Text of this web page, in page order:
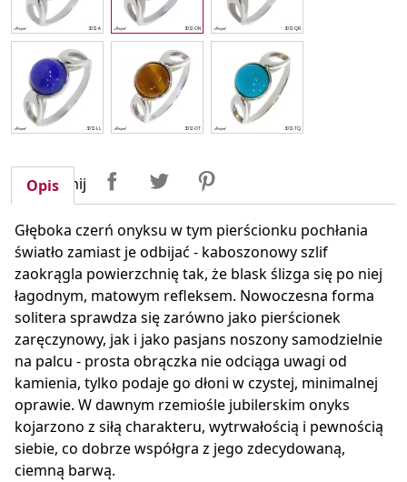
Udostępnij UdostępnijTweetuj
Opis
Głęboka czerń onyksu w tym pierścionku pochłania
światło zamiast je odbijać - kaboszonowy szlif
zaokrągla powierzchnię tak, że blask ślizga się po niej
łagodnym, matowym refleksem. Nowoczesna forma
solitera sprawdza się zarówno jako pierścionek
zaręczynowy, jak i jako pasjans noszony samodzielnie
na palcu - prosta obrączka nie odciąga uwagi od
kamienia, tylko podaje go dłoni w czystej, minimalnej
oprawie. W dawnym rzemiośle jubilerskim onyks
kojarzono z siłą charakteru, wytrwałością i pewnością
siebie, co dobrze współgra z jego zdecydowaną,
ciemną barwą.